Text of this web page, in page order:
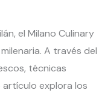
el Milano Culinary
A través del
técnicas
explora los